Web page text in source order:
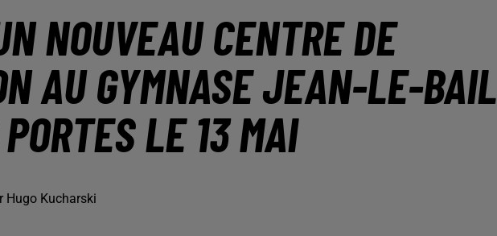
NOUVEAU CENTRE DE
AU GYMNASE JEAN-LE-BAIL
LE 13 MAI
Hugo Kucharski